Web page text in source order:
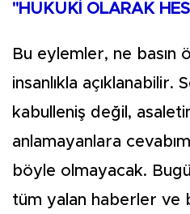
"HUKUKİ OLARAK
Bu eylemler, ne basın
insanlıkla açıklanabilir.
kabulleniş değil,
anlamayanlara
böyle olmayacak.
tüm yalan haberler ve